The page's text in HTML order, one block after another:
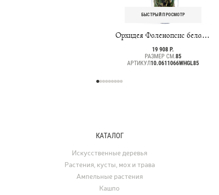
БЫСТРЫЙ ПРОСМОТР
Орхидея Фаленопсис белая с
мхом, корнями, землёй
19 908 Р.
РАЗМЕР СМ.85
АРТИКУЛ10.0611066WHGL85
КАТАЛОГ
Искусственные деревья
Растения, кусты, мох и трава
Ампельные растения
Кашпо